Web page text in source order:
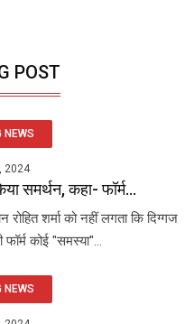
POST
NEWS
2024
समर्थन, कहा- फॉर्म...
शर्मा को नहीं लगता कि दिग्गज
कोई "समस्या"...
NEWS